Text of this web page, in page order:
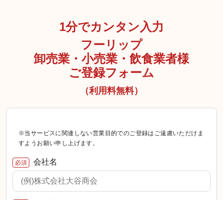
1分でカンタン入力
フーリップ
卸売業・小売業・飲食業者様
ご登録フォーム
（利用料無料）
※当サービスに関連しない営業目的でのご登録はご遠慮いただけま
すようお願い申し上げます。
必須 会社名